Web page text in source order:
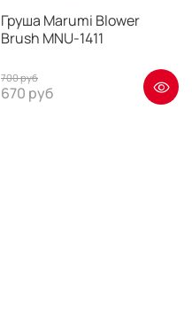
Груша Marumi Blower
Brush MNU-1411
700 руб
670 руб